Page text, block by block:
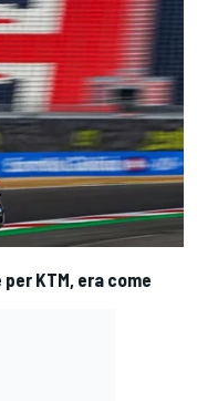
KTM, era come